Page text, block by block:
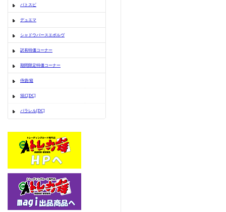
バトスピ
デュエマ
シャドウバースエボルヴ
訳有特価コーナー
期間限定特価コーナー
侍袋/箱
SEC[DC]
パラレル[DC]